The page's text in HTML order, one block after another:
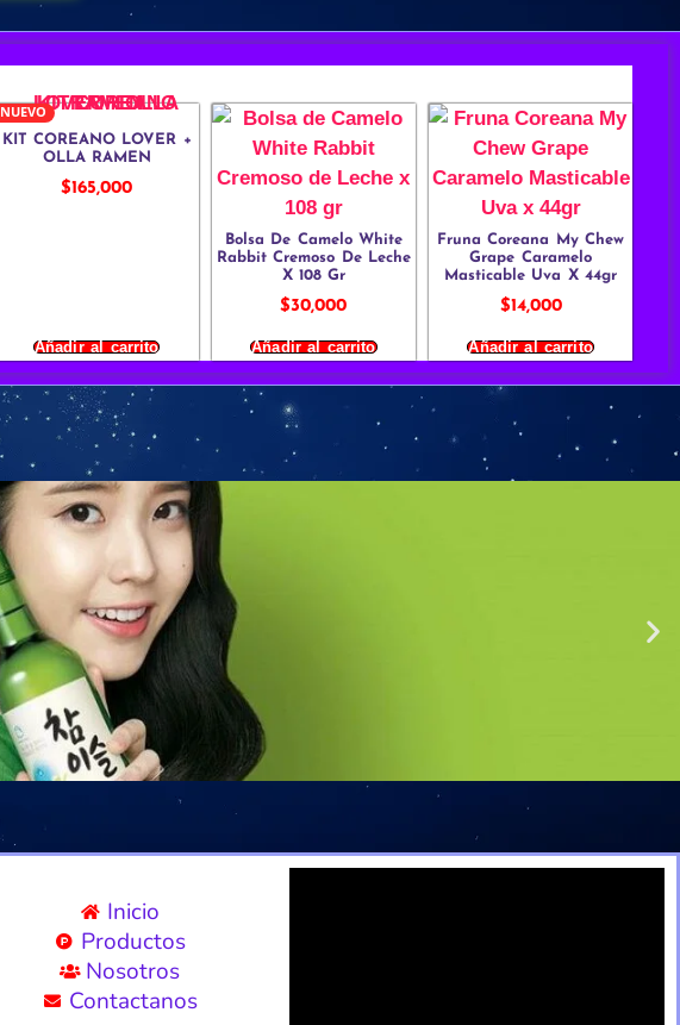
NUEVO
KIT COREANO LOVER +
OLLA RAMEN
$165,000
Añadir al carrito
Bolsa De Camelo White
Rabbit Cremoso De Leche
X 108 Gr
$30,000
Añadir al carrito
Fruna Coreana My Chew
Grape Caramelo
Masticable Uva X 44gr
$14,000
Añadir al carrito
Inicio
Productos
Nosotros
Contactanos